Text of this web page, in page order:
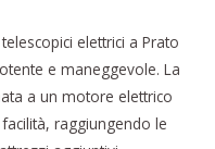
elettrici a Prato
e maneggevole. La
a un motore elettrico
raggiungendo le